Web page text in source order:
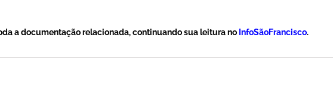
a documentação relacionada, continuando sua leitura no InfoSãoFrancisco.